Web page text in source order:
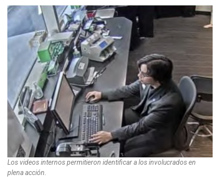
Los videos internos permitieron identificar a los involucrados en
plena acción.